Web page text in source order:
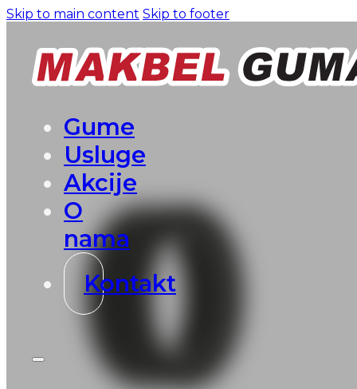
Skip to main content Skip to footer
Gume
Usluge
Akcije
O
nama
Kontakt